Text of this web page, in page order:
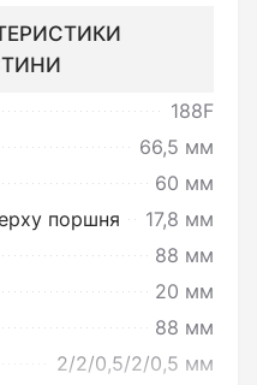
до його
товар
якості
який
своїх
188F
66,5 мм
60 мм
поршня
17,8 мм
88 мм
20 мм
88 мм
2/2/0,5/2/0,5 мм